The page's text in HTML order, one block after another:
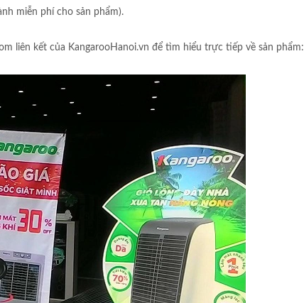
miễn phí cho sản phẩm).
liên kết của KangarooHanoi.vn để tìm hiểu trực tiếp về sản phẩm: